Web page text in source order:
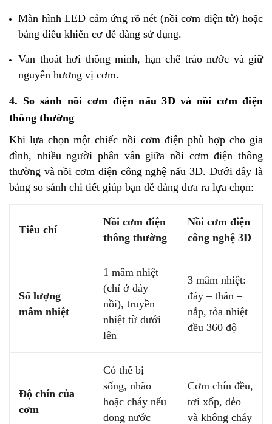
Màn hình LED cảm ứng rõ nét (nồi cơm điện tử) hoặc
bảng điều khiển cơ dễ dàng sử dụng.
Van thoát hơi thông minh, hạn chế trào nước và giữ
nguyên hương vị cơm.
4. So sánh nồi cơm điện nấu 3D và nồi cơm điện
thông thường
Khi lựa chọn một chiếc nồi cơm điện phù hợp cho gia
đình, nhiều người phân vân giữa nồi cơm điện thông
thường và nồi cơm điện công nghệ nấu 3D. Dưới đây là
bảng so sánh chi tiết giúp bạn dễ dàng đưa ra lựa chọn:
Tiêu chí
Nồi cơm điện
thông thường
Nồi cơm điện
công nghệ 3D
Số lượng
mâm nhiệt
1 mâm nhiệt
(chỉ ở đáy
nồi), truyền
nhiệt từ dưới
lên
3 mâm nhiệt:
đáy – thân –
nắp, tỏa nhiệt
đều 360 độ
Độ chín của
cơm
Có thể bị
sống, nhão
hoặc cháy nếu
đong nước
Cơm chín đều,
tơi xốp, dẻo
và không cháy